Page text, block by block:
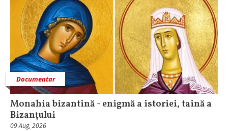
Documentar
Monahia bizantină - enigmă a istoriei, taină a
Bizanțului
09 Aug, 2026